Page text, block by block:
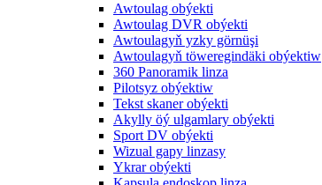
Awtoulag obýekti
Awtoulag DVR obýekti
Awtoulagyň yzky görnüşi
Awtoulagyň töweregindäki obýektiw
360 Panoramik linza
Pilotsyz obýektiw
Tekst skaner obýekti
Akylly öý ulgamlary obýekti
Sport DV obýekti
Wizual gapy linzasy
Ykrar obýekti